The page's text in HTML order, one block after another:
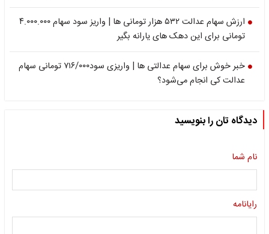
ارزش سهام عدالت ۵۳۲ هزار تومانی ها | واریز سود سهام ۴.۰۰۰.۰۰۰
تومانی برای این دهک های یارانه بگیر
خبر خوش برای سهام عدالتی ها | واریزی سود۷۱۶/۰۰۰ تومانی سهام
‌عدالت کی انجام می‌‌شود؟
دیدگاه تان را بنویسید
نام شما
رایانامه